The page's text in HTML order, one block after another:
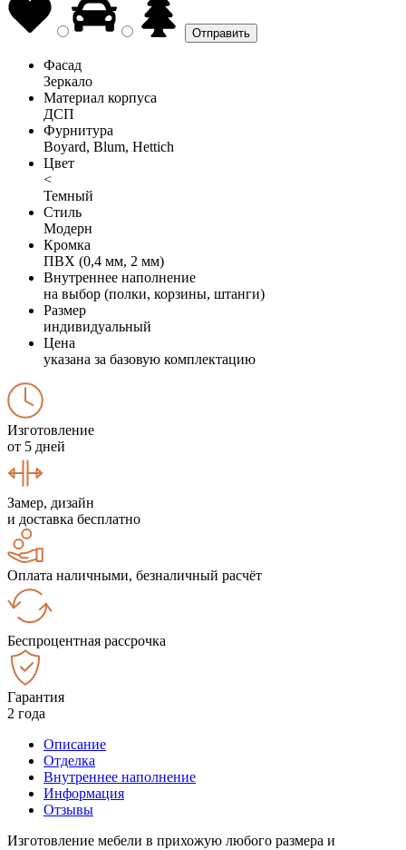
Фасад
Зеркало
Материал корпуса
ДСП
Фурнитура
Boyard, Blum, Hettich
Цвет
<
Темный
Стиль
Модерн
Кромка
ПВХ (0,4 мм, 2 мм)
Внутреннее наполнение
на выбор (полки, корзины, штанги)
Размер
индивидуальный
Цена
указана за базовую комплектацию
Изготовление
от 5 дней
Замер, дизайн
и доставка бесплатно
Оплата наличными, безналичный расчёт
Беспроцентная рассрочка
Гарантия
2 года
Описание
Отделка
Внутреннее наполнение
Информация
Отзывы
Изготовление мебели в прихожую любого размера и